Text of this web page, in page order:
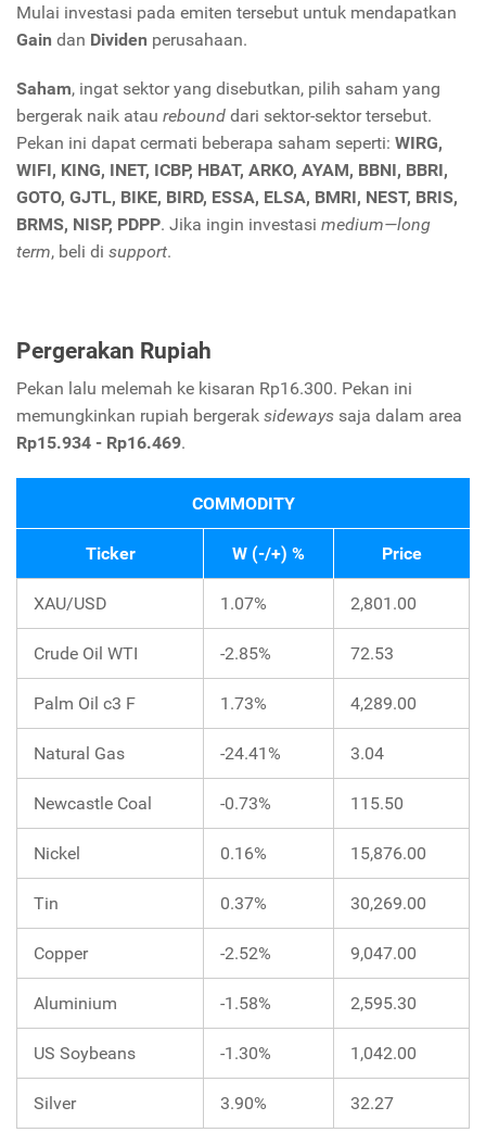
Mulai investasi pada emiten tersebut untuk mendapatkan
Gain dan Dividen perusahaan.
Saham, ingat sektor yang disebutkan, pilih saham yang
bergerak naik atau rebound dari sektor-sektor tersebut.
Pekan ini dapat cermati beberapa saham seperti: WIRG,
WIFI, KING, INET, ICBP, HBAT, ARKO, AYAM, BBNI, BBRI,
GOTO, GJTL, BIKE, BIRD, ESSA, ELSA, BMRI, NEST, BRIS,
BRMS, NISP, PDPP. Jika ingin investasi medium—long
term, beli di support.
Pergerakan Rupiah
Pekan lalu melemah ke kisaran Rp16.300. Pekan ini
memungkinkan rupiah bergerak sideways saja dalam area
Rp15.934 - Rp16.469.
COMMODITY
Ticker W (-/+) % Price
XAU/USD 1.07% 2,801.00
Crude Oil WTI -2.85% 72.53
Palm Oil c3 F 1.73% 4,289.00
Natural Gas -24.41% 3.04
Newcastle Coal -0.73% 115.50
Nickel 0.16% 15,876.00
Tin 0.37% 30,269.00
Copper -2.52% 9,047.00
Aluminium -1.58% 2,595.30
US Soybeans -1.30% 1,042.00
Silver 3.90% 32.27